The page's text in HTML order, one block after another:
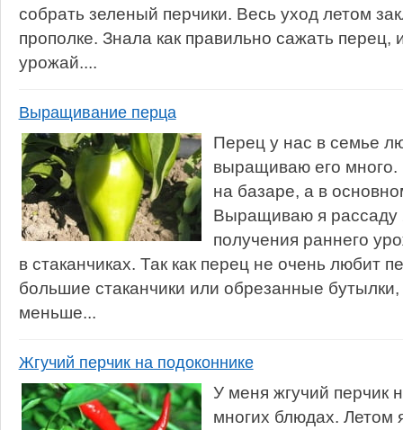
собрать зеленый перчики. Весь уход летом
прополке. Знала как правильно сажать
урожай....
Выращивание перца
Перец у нас в семье
выращиваю его много.
на базаре, а в
Выращиваю я рассаду
получения раннего
в стаканчиках. Так как перец не очень любит
большие стаканчики или обрезанные
меньше...
Жгучий перчик на подоконнике
У меня жгучий перчик
многих блюдах.